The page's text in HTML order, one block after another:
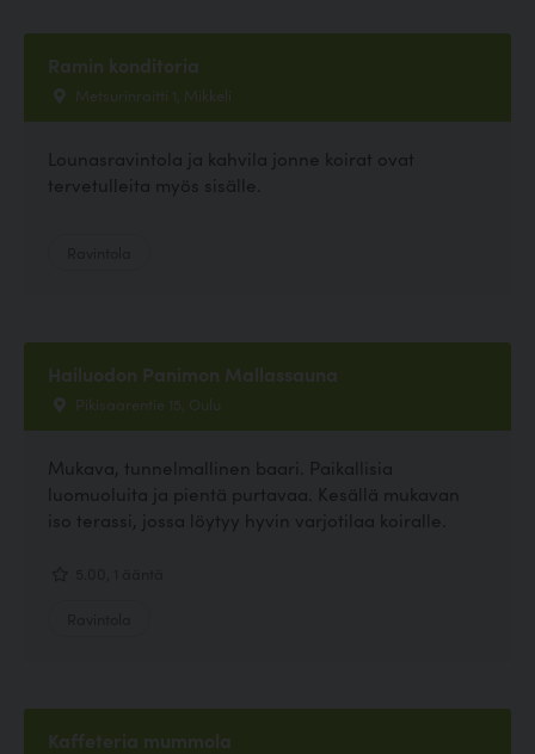
Ramin konditoria
Metsurinraitti 1, Mikkeli
Lounasravintola ja kahvila jonne koirat ovat
tervetulleita myös sisälle.
Hailuodon Panimon Mallassauna
Pikisaarentie 15, Oulu
Mukava, tunnelmallinen baari. Paikallisia
luomuoluita ja pientä purtavaa. Kesällä mukavan
iso terassi, jossa löytyy hyvin varjotilaa koiralle.
Kaffeteria mummola